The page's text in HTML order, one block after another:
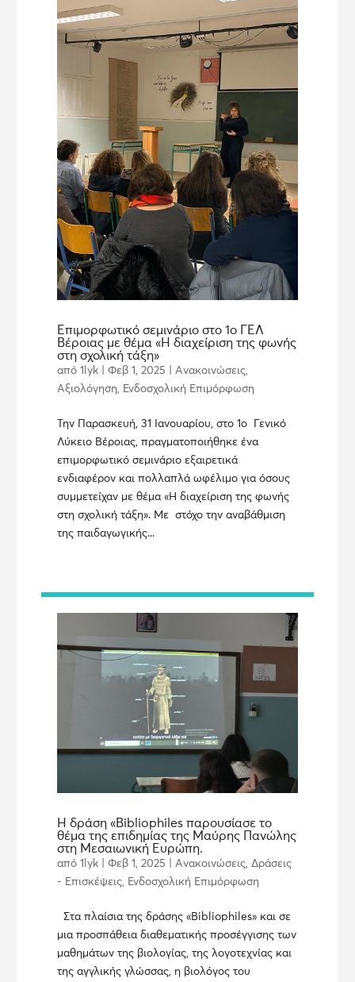
Επιμορφωτικό σεμινάριο στο 1ο ΓΕΛ
Βέροιας με θέμα «Η διαχείριση της φωνής
στη σχολική τάξη»
από1lyk |Φεβ 1, 2025 Ανακοινώσεις
Αξιολόγηση
Ενδοσχολική Επιμόρφωση
Την Παρασκευή, 31 Ιανουαρίου, στο 1ο Γενικό
Λύκειο Βέροιας, πραγματοποιήθηκε ένα
επιμορφωτικό σεμινάριο εξαιρετικά
ενδιαφέρον και πολλαπλά ωφέλιμο για όσους
συμμετείχαν με θέμα «Η διαχείριση της φωνής
στη σχολική τάξη». Με στόχο την αναβάθμιση
της παιδαγωγικής...
Η δράση «Bibliophiles παρουσίασε το
θέμα της επιδημίας της Μαύρης Πανώλης
στη Μεσαιωνική Ευρώπη.
από1lyk |Φεβ 1, 2025 |Ανακοινώσεις,Δράσεις
- Επισκέψεις, Ενδοσχολική Επιμόρφωση
Στα πλαίσια της δράσης «Bibliophiles» και σε
μια προσπάθεια διαθεματικής προσέγγισης των
μαθημάτων της βιολογίας, της λογοτεχνίας και
της αγγλικής γλώσσας, η βιολόγος του